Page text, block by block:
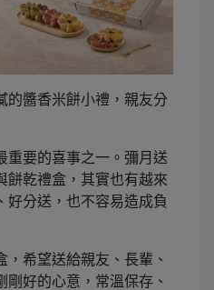
的醬香米餅小禮，親友分
重要的喜事之一。彌月送
餅乾禮盒，其實也有越來
好分送，也不容易造成負
希望送給親友、長輩、
剛好的心意，常溫保存、